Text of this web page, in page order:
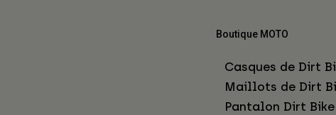
Boutique MOTO
Casques de Dirt
Maillots de Dirt
Pantalon Dirt Bike